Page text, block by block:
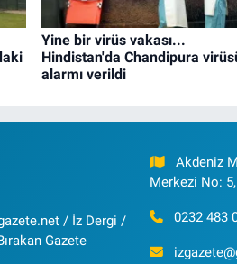
Yine bir virüs vakası...
Hindistan'da Chandipura
alarmı verildi
/ İz Dergi /
Gazete
Akdeniz
Merkezi No:
0232 483